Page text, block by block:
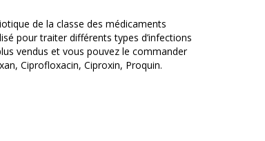
de la classe des médicaments
pour traiter différents types d’infections
vendus et vous pouvez le commander
Ciprofloxacin, Ciproxin, Proquin.